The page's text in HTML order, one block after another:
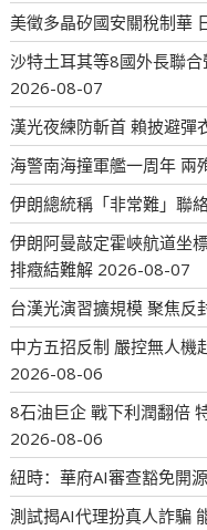
美徵多晶矽國安關稅制華
沙特土耳其等8國外長聯
2026-08-07
漢光夜練防斬首 賴披避彈
海警南海撞軍艦一周年 兩
伊朗總統稱「非常難」聯
伊朗阿曼敲定霍峽航道坐
排癥結難解 2026-08-07
台漢光演習擴規模 聚焦反
中方五招反制 嚴控無人機
2026-08-06
8石油巨企 戰下利潤翻倍
2026-08-06
紐時：華府AI審查豁免開
測試揭AI代理扮真人詐騙